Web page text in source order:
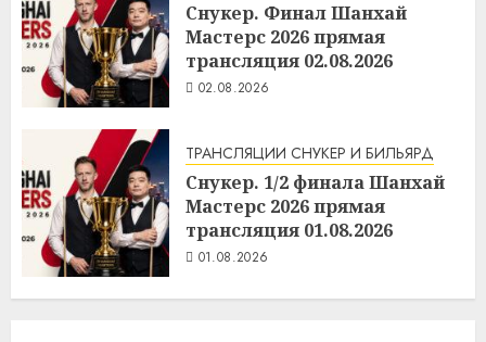
Снукер. Финал Шанхай
Мастерс 2026 прямая
трансляция 02.08.2026
02.08.2026
ТРАНСЛЯЦИИ СНУКЕР И БИЛЬЯРД
Снукер. 1/2 финала Шанхай
Мастерс 2026 прямая
трансляция 01.08.2026
01.08.2026